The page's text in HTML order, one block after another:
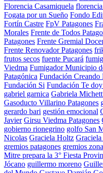
Florencia Casamiquela
Fogata por un Sueño Fondo
Fortín Castre FpV Patagones
Morales Frente de Todos
Patagones Frente Gremial
Frente Renovador Patagones
frutos secos fuente Pucará
Viedma Fumigador Municipio
Patagónica Fundación Creando
Fundación Si Fundación Te
gabriel garnica Gabriela
Gasoducto Villarino Patagones
gerardo bari gestión emocional
Javier Girsu Viedma Patagones
gobierno rionegrino golfo San
Nicolas Graciela Holtz
gremios patagones gremios
Mitre prepara la 3° Fiesta
Jócano guillermo moreno